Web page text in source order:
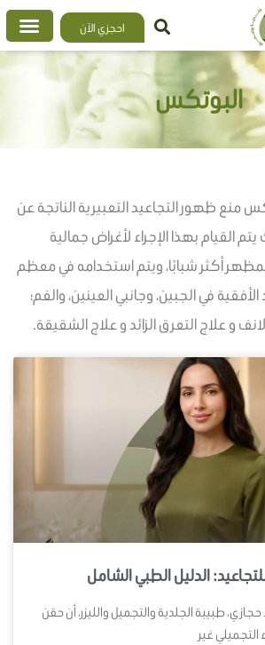
احجزي الآن
البوتكس
ظهور التجاعيد التعبيرية الناتجة عن
القيام بهذا الإجراء لأغراض جمالية
بمظهر أكثر شبابًا، ويتم استخدامه في معظم
الأفقية في الجبين، وجانبي العينين، والفم؛
و علاج التعرق الزائد و علاج الشقيقة.
الدليل الطبي الشامل
طبيبة الجلدية والتجميل والليزر، أن حقن
التجميلي غير